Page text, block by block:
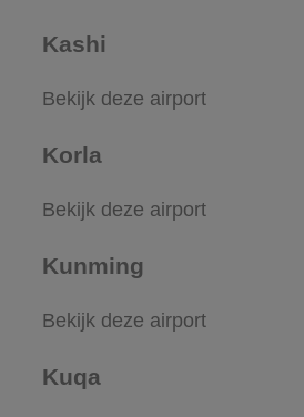
Kashi
Bekijk deze airport
Korla
Bekijk deze airport
Kunming
Bekijk deze airport
Kuqa